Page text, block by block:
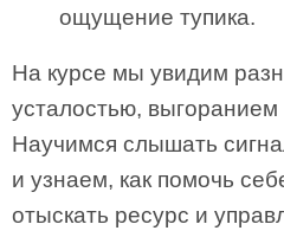
ощущение тупика.
На курсе мы увидим
усталостью,
Научимся слышать
и узнаем, как помочь
отыскать ресурс и